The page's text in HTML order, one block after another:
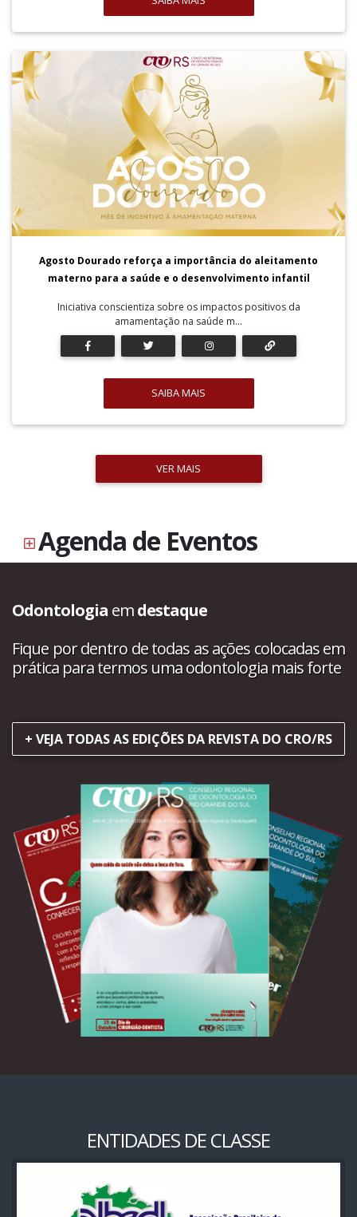
Agosto Dourado reforça a importância do aleitamento
materno para a saúde e o desenvolvimento infantil
Iniciativa conscientiza sobre os impactos positivos da
amamentação na saúde m...
SAIBA MAIS
VER MAIS
Agenda de Eventos
Odontologia emdestaque
Fique por dentro de todas as ações colocadas em
prática para termos uma odontologia mais forte
+ VEJA TODAS AS EDIÇÕES DA REVISTA DO CRO/RS
ENTIDADES DE CLASSE